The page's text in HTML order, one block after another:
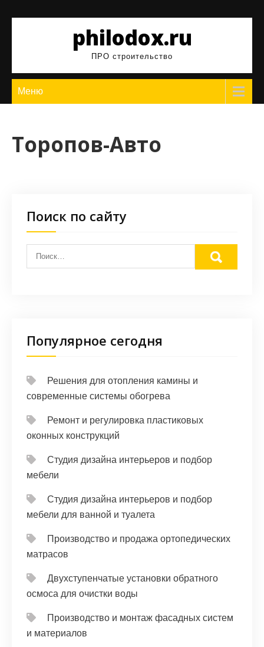
philodox.ru
ПРО строительство
Меню
Торопов-Авто
Поиск по сайту
Популярное сегодня
Решения для отопления камины и
современные системы обогрева
Ремонт и регулировка пластиковых
оконных конструкций
Студия дизайна интерьеров и подбор
мебели
Студия дизайна интерьеров и подбор
мебели для ванной и туалета
Производство и продажа ортопедических
матрасов
Двухступенчатые установки обратного
осмоса для очистки воды
Производство и монтаж фасадных систем
и материалов